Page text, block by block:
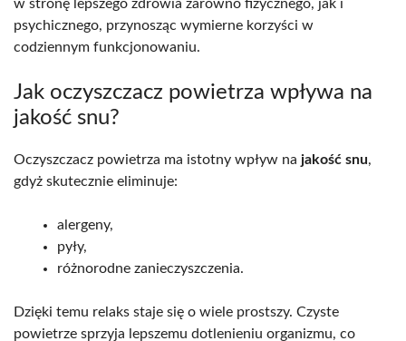
w stronę lepszego zdrowia zarówno fizycznego, jak i
psychicznego, przynosząc wymierne korzyści w
codziennym funkcjonowaniu.
Jak oczyszczacz powietrza wpływa na
jakość snu?
Oczyszczacz powietrza ma istotny wpływ na jakość snu,
gdyż skutecznie eliminuje:
alergeny,
pyły,
różnorodne zanieczyszczenia.
Dzięki temu relaks staje się o wiele prostszy. Czyste
powietrze sprzyja lepszemu dotlenieniu organizmu, co